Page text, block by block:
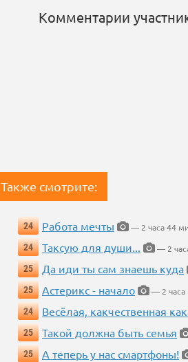
Комментарии
Также смотрите:
24 Работа мечты
— 2 часа 44
24
Таксую для души...
— 2
25
Да иди ты сам знаешь куда
25
Астерикс - начало
— 2 часа
24
Весёлая, какчественная
25
Такой должна быть семья
25
А теперь у нас смартфоны!